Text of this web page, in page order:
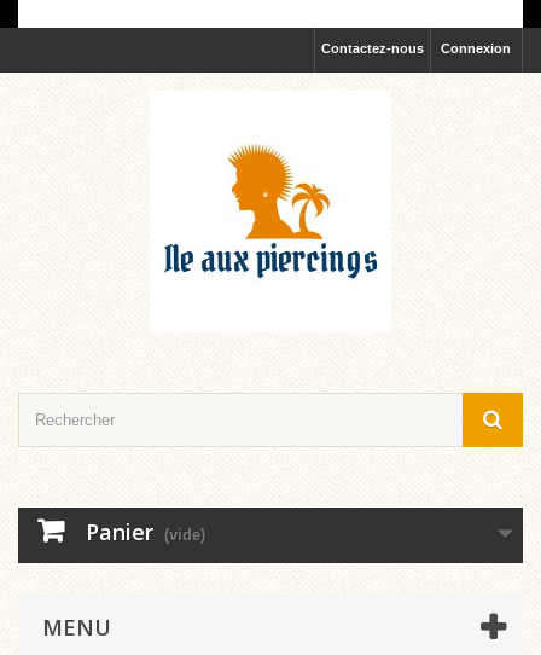
Connexion
Contactez-nous
Panier (vide)
MENU